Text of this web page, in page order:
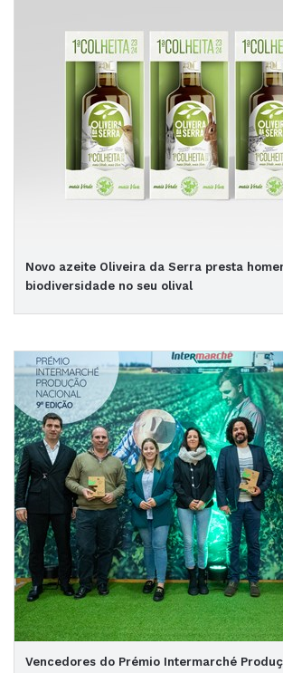
Novo azeite Oliveira da Serra presta
biodiversidade no seu olival
Vencedores do Prémio Intermarché